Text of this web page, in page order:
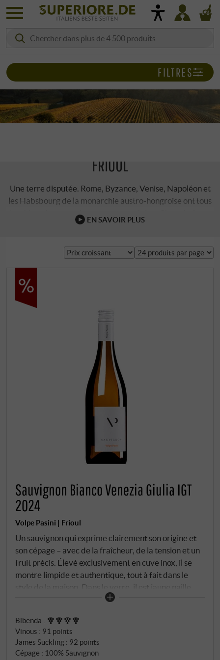
FRIOUL
Une terre disputée. Rome, Byzance, Venise, Napoléon et
les Habsbourg de la monarchie austro-hongroise ont tous
lutté à maintes reprises pour cette région. C'est ainsi que
l'ancien fleuve frontalier Isonzo a acquis une notoriété
Slovénie a été tracée à la va-vite et n'est pas naturelle.
Comme on peut le constater sur place, notamment au …
EN SAVOIR PLUS
FILTRES
Sauvignon Bianco Venezia Giulia IGT
2024
Volpe Pasini | Frioul
Un sauvignon qui exprime clairement son origine et
son cépage – avec de la fraîcheur, de la tension et un
fruit précis. Élevé exclusivement en cuve inox, il se
montre limpide et authentique, tout à fait dans le
style de la maison. Dans le verre, il est jaune paille
clair avec des reflets verts. Le nez est typique et
groseille jaune, pomme verte, avec des notes de fleur
de sureau, de zeste de citron et un soupçon de
menthe. En bouche, le 2024 se montre animé et
Bibenda :
Vinous : 91 points
James Suckling : 92 points
Cépage : 100% Sauvignon